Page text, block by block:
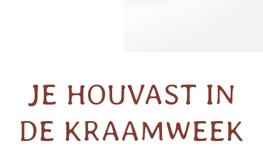
JE HOUVAST IN
DE KRAAMWEEK